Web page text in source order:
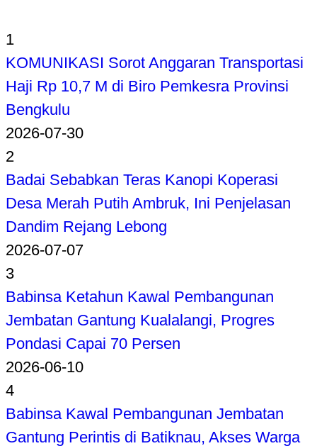
1
KOMUNIKASI Sorot Anggaran Transportasi
Haji Rp 10,7 M di Biro Pemkesra Provinsi
Bengkulu
2026-07-30
2
Badai Sebabkan Teras Kanopi Koperasi
Desa Merah Putih Ambruk, Ini Penjelasan
Dandim Rejang Lebong
2026-07-07
3
Babinsa Ketahun Kawal Pembangunan
Jembatan Gantung Kualalangi, Progres
Pondasi Capai 70 Persen
2026-06-10
4
Babinsa Kawal Pembangunan Jembatan
Gantung Perintis di Batiknau, Akses Warga